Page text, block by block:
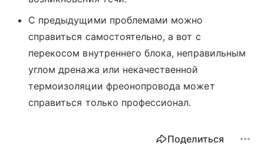
С предыдущими проблемами можно
справиться самостоятельно, а вот с
перекосом внутреннего блока, неправильным
углом дренажа или некачественной
термоизоляции фреонопровода может
справиться только профессионал.
Поделиться